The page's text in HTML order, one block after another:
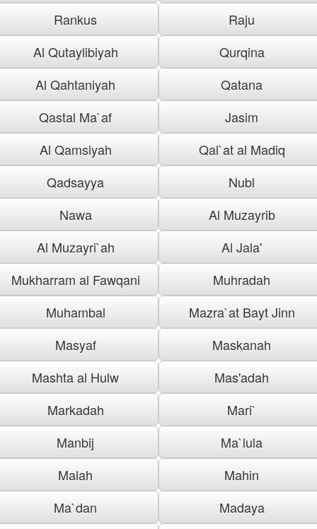
Rankus
Raju
Al Qutaylibiyah
Qurqina
Al Qahtaniyah
Qatana
Qastal Ma`af
Jasim
Al Qamsiyah
Qal`at al Madiq
Qadsayya
Nubl
Nawa
Al Muzayrib
Al Muzayri`ah
Al Jala'
Mukharram al Fawqani
Muhradah
Muhambal
Mazra`at Bayt Jinn
Masyaf
Maskanah
Mashta al Hulw
Mas'adah
Markadah
Mari`
Manbij
Ma`lula
Malah
Mahin
Ma`dan
Madaya